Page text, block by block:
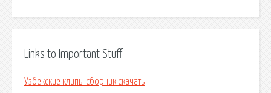
Links to Important Stuff
Узбекские клипы сборник скачать